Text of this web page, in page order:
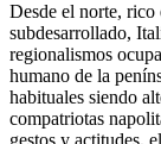
Desde el norte,
subdesarrollado,
regionalismos
humano de la
habituales siendo
compatriotas